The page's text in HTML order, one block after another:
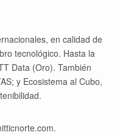
en calidad de
tecnológico. Hasta la
Data (Oro). También
y Ecosistema al Cubo,